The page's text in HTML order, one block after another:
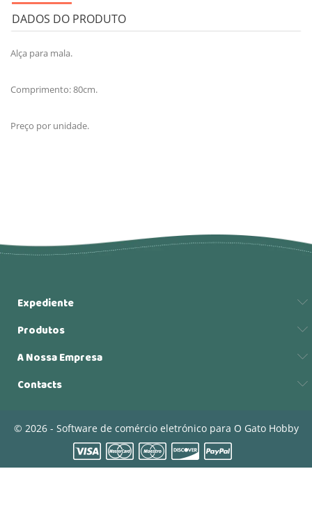
DADOS DO PRODUTO
Alça para mala.
Comprimento: 80cm.
Preço por unidade.
Expediente
Produtos
A Nossa Empresa
Contacts
© 2026 - Software de comércio eletrónico para O Gato Hobby